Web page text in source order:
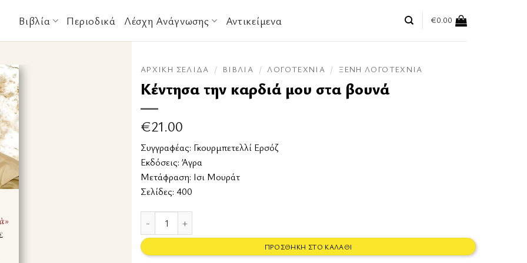
Βιβλία Περιοδικά Λέσχη Ανάγνωσης Αντικείμενα €0.00
ΑΡΧΙΚΉ ΣΕΛΊΔΑ / ΒΙΒΛΊΑ / ΛΟΓΟΤΕΧΝΊΑ / ΞΈΝΗ ΛΟΓΟΤΕΧΝΊΑ
Κέντησα την καρδιά μου στα βουνά
€21.00
Συγγραφέας: Γκουρμπετελλί Ερσόζ
Εκδόσεις: Άγρα
Μετάφραση: Ισι Μουράτ
Σελίδες: 400
ΠΡΟΣΘΉΚΗ ΣΤΟ ΚΑΛΆΘΙ